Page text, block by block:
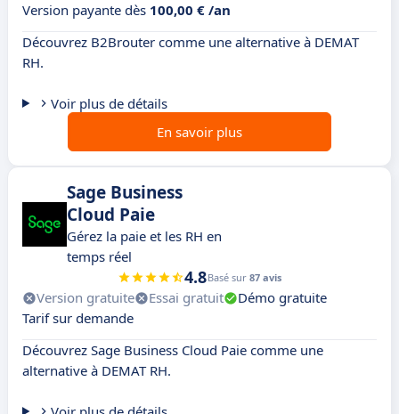
Version payante dès 100,00 € /an
Découvrez B2Brouter comme une alternative à DEMAT
RH.
Voir plus de détails
En savoir plus
Sage Business
Cloud Paie
Gérez la paie et les RH en
temps réel
4.8Basé sur 87 avis
Version gratuite Essai gratuit
Démo gratuite
Tarif sur demande
Découvrez Sage Business Cloud Paie comme une
alternative à DEMAT RH.